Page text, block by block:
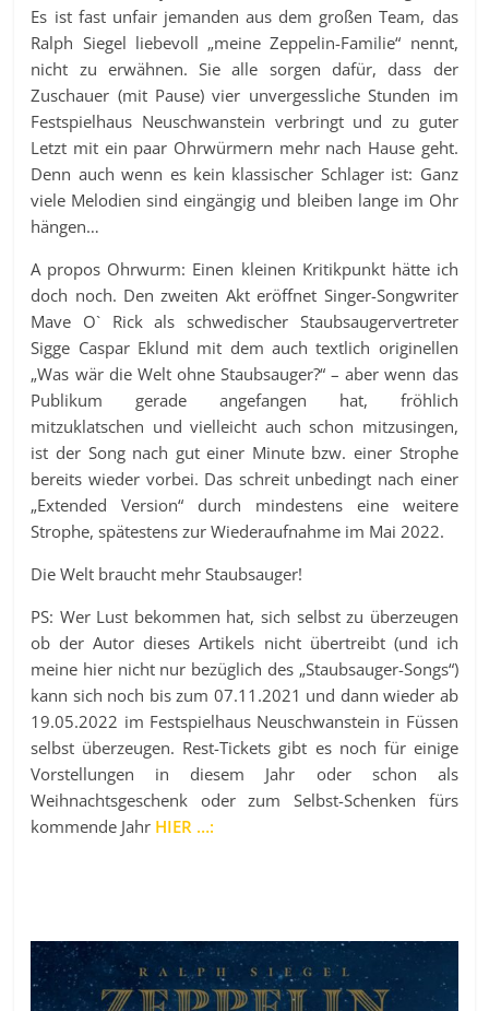
Es ist fast unfair jemanden aus dem großen Team, das
Ralph Siegel liebevoll „meine Zeppelin-Familie“ nennt,
nicht zu erwähnen. Sie alle sorgen dafür, dass der
Zuschauer (mit Pause) vier unvergessliche Stunden im
Festspielhaus Neuschwanstein verbringt und zu guter
Letzt mit ein paar Ohrwürmern mehr nach Hause geht.
Denn auch wenn es kein klassischer Schlager ist: Ganz
viele Melodien sind eingängig und bleiben lange im Ohr
hängen…
A propos Ohrwurm: Einen kleinen Kritikpunkt hätte ich
doch noch. Den zweiten Akt eröffnet Singer-Songwriter
Mave O` Rick als schwedischer Staubsaugervertreter
Sigge Caspar Eklund mit dem auch textlich originellen
„Was wär die Welt ohne Staubsauger?“ – aber wenn das
Publikum gerade angefangen hat, fröhlich
mitzuklatschen und vielleicht auch schon mitzusingen,
ist der Song nach gut einer Minute bzw. einer Strophe
bereits wieder vorbei. Das schreit unbedingt nach einer
„Extended Version“ durch mindestens eine weitere
Strophe, spätestens zur Wiederaufnahme im Mai 2022.
Die Welt braucht mehr Staubsauger!
PS: Wer Lust bekommen hat, sich selbst zu überzeugen
ob der Autor dieses Artikels nicht übertreibt (und ich
meine hier nicht nur bezüglich des „Staubsauger-Songs“)
kann sich noch bis zum 07.11.2021 und dann wieder ab
19.05.2022 im Festspielhaus Neuschwanstein in Füssen
selbst überzeugen. Rest-Tickets gibt es noch für einige
Vorstellungen in diesem Jahr oder schon als
Weihnachtsgeschenk oder zum Selbst-Schenken fürs
kommende Jahr HIER …: